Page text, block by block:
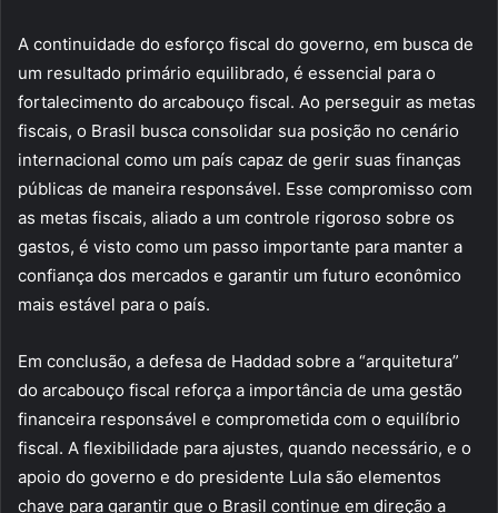
A continuidade do esforço fiscal do governo, em busca de
um resultado primário equilibrado, é essencial para o
fortalecimento do arcabouço fiscal. Ao perseguir as metas
fiscais, o Brasil busca consolidar sua posição no cenário
internacional como um país capaz de gerir suas finanças
públicas de maneira responsável. Esse compromisso com
as metas fiscais, aliado a um controle rigoroso sobre os
gastos, é visto como um passo importante para manter a
confiança dos mercados e garantir um futuro econômico
mais estável para o país.
Em conclusão, a defesa de Haddad sobre a “arquitetura”
do arcabouço fiscal reforça a importância de uma gestão
financeira responsável e comprometida com o equilíbrio
fiscal. A flexibilidade para ajustes, quando necessário, e o
apoio do governo e do presidente Lula são elementos
chave para garantir que o Brasil continue em direção a